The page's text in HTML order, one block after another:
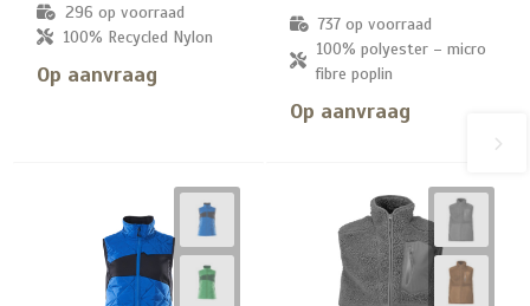
296 op voorraad
100% Recycled Nylon
Op aanvraag
737 op voorraad
100% polyester – micro
fibre poplin
Op aanvraag